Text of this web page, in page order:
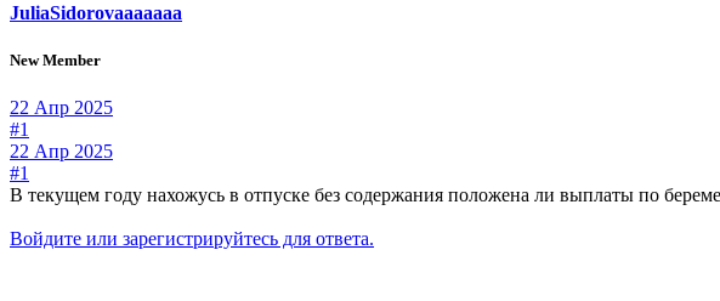
JuliaSidorovaaaaaaa
New Member
22 Апр 2025
#1
22 Апр 2025
#1
В текущем году нахожусь в отпуске без содержания положена ли выплаты по
Войдите или зарегистрируйтесь для ответа.